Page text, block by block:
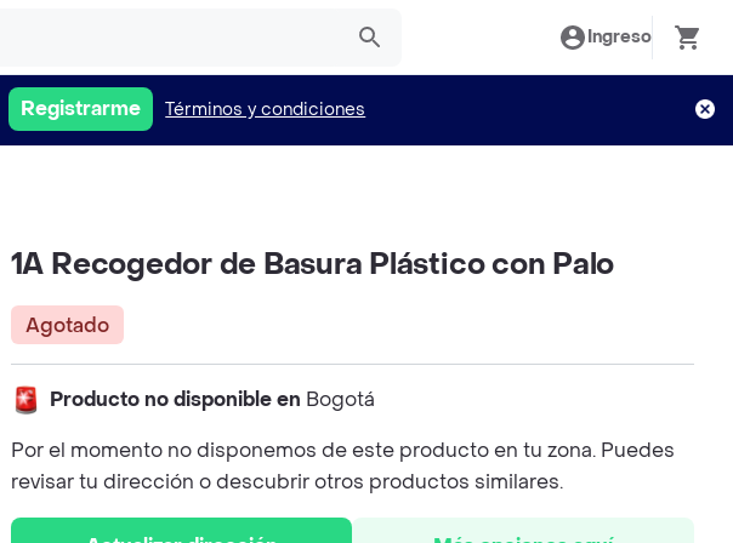
Ingreso
Registrarme Términos y condiciones
1A Recogedor de Basura Plástico con Palo
Agotado
Producto no disponible en Bogotá
Por el momento no disponemos de este producto en tu zona. Puedes
revisar tu dirección o descubrir otros productos similares.